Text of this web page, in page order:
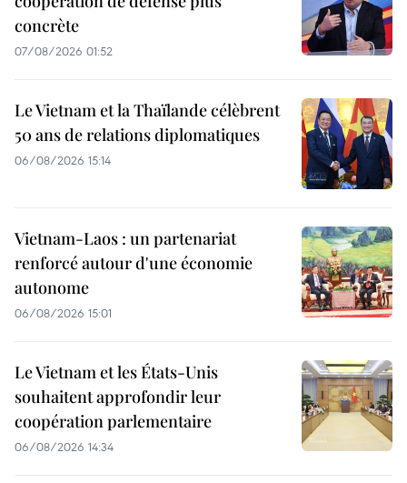
concrète
07/08/2026 01:52
Le Vietnam et la Thaïlande célèbrent
50 ans de relations diplomatiques
06/08/2026 15:14
Vietnam-Laos : un partenariat
renforcé autour d'une économie
autonome
06/08/2026 15:01
Le Vietnam et les États-Unis
souhaitent approfondir leur
coopération parlementaire
06/08/2026 14:34